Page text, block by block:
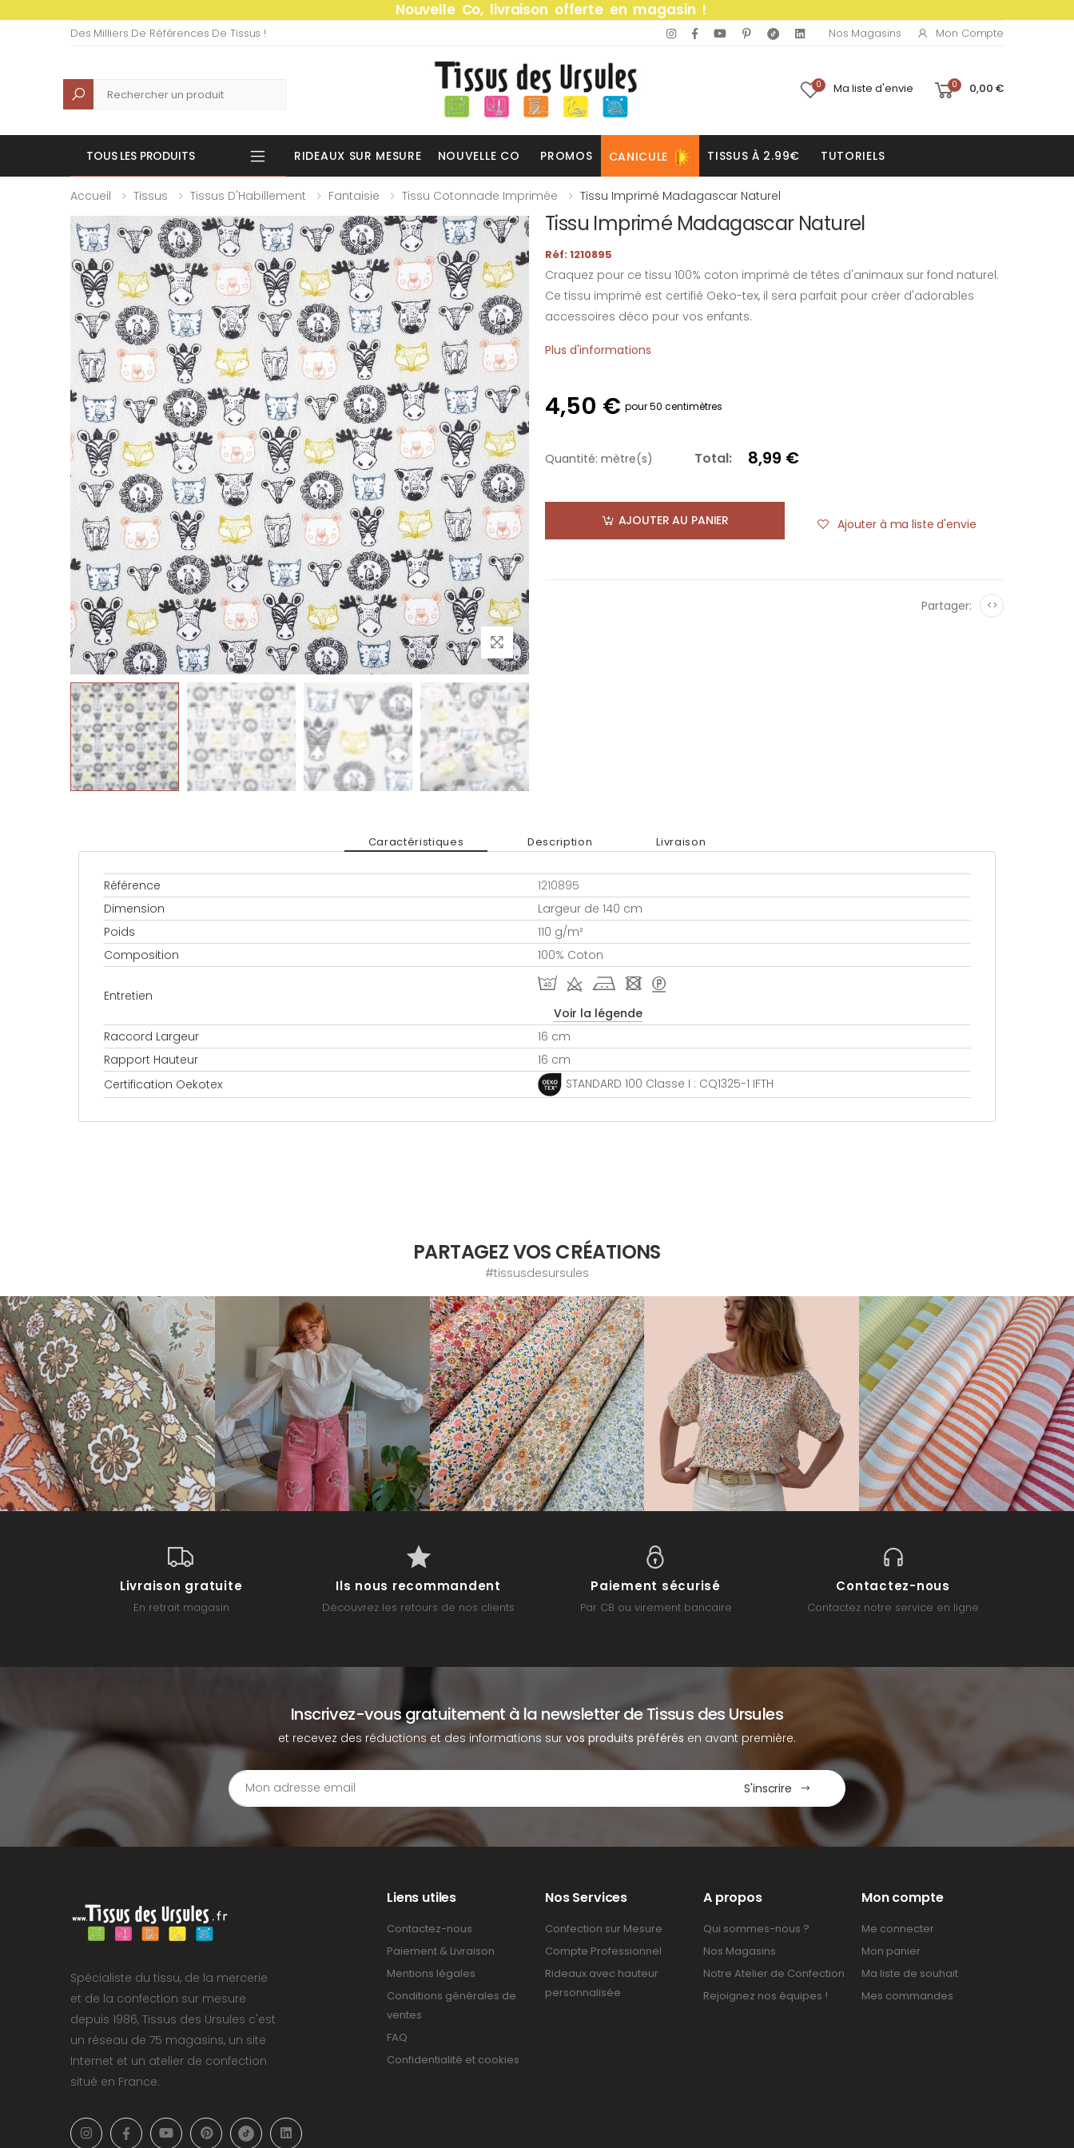
Nouvelle Co, livraison offerte en magasin !
Des Milliers De Références De Tissus ! Nos Magasins Mon Compte
Recherche 0 Ma liste d'envie 0 0,00 €
TOUS LES PRODUITS RIDEAUX SUR MESURE NOUVELLE CO PROMOS CANICULE TISSUS À 2.99€ TUTORIELS
Accueil Tissus Tissus D'Habillement Fantaisie Tissu Cotonnade Imprimée Tissu Imprimé Madagascar Naturel
Tissu Imprimé Madagascar Naturel
Réf: 1210895
Craquez pour ce tissu 100% coton imprimé de têtes d'animaux sur fond naturel.
Ce tissu imprimé est certifié Oeko-tex, il sera parfait pour créer d'adorables
accessoires déco pour vos enfants.
Plus d'informations
4,50 € pour 50 centimètres
Quantité: mètre(s) Total: 8,99 €
AJOUTER AU PANIER Ajouter à ma liste d'envie
Partager: <>
Caractéristiques Description Livraison
Référence
1210895
Dimension
Largeur de 140 cm
Poids
110 g/m²
Composition
100% Coton
Entretien
I d j - >
Voir la légende
Raccord Largeur
16 cm
Rapport Hauteur
16 cm
Certification Oekotex
STANDARD 100 Classe I : CQ1325-1 IFTH
PARTAGEZ VOS CRÉATIONS
#tissusdesursules
Livraison gratuite
En retrait magasin
Ils nous recommandent
Découvrez les retours de nos clients
Paiement sécurisé
Par CB ou virement bancaire
Contactez-nous
Contactez notre service en ligne
Inscrivez-vous gratuitement à la newsletter de Tissus des Ursules
et recevez des réductions et des informations survos produits préférés en avant première.
S'inscrire
Spécialiste du tissu, de la mercerie
et de la confection sur mesure
depuis 1986, Tissus des Ursules c'est
un réseau de 75 magasins, un site
Internet et un atelier de confection
situé en France.
Liens utiles
Contactez-nous
Paiement & Livraison
Mentions légales
Conditions générales de
ventes
FAQ
Confidentialité et cookies
Nos Services
Confection sur Mesure
Compte Professionnel
Rideaux avec hauteur
personnalisée
A propos
Qui sommes-nous ?
Nos Magasins
Notre Atelier de Confection
Rejoignez nos équipes !
Mon compte
Me connecter
Mon panier
Ma liste de souhait
Mes commandes